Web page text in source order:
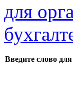
для
Введите слово